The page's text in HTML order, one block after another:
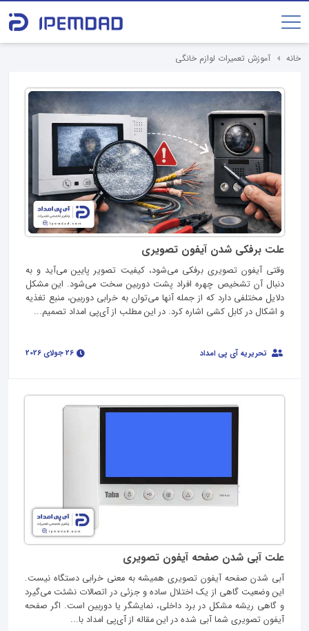
خانه آموزش تعمیرات لوازم خانگی
علت برفکی شدن آیفون تصویری
وقتی آیفون تصویری برفکی می‌شود، کیفیت تصویر پایین می‌آید و به
دنبال آن تشخیص چهره افراد پشت دوربین سخت می‌شود. این مشکل
دلایل مختلفی دارد که از جمله آنها می‌توان به خرابی دوربین، منبع تغذیه
و اشکال در کابل کشی اشاره کرد. در این مطلب از آی‌پی امداد تصمیم...
تحریریه آی پی امداد
علت آبی شدن صفحه آیفون تصویری
آبی شدن صفحه آیفون تصویری همیشه به معنی خرابی دستگاه نیست.
این وضعیت گاهی از یک اختلال ساده و جزئی در اتصالات نشئت می‌گیرد
و گاهی ریشه مشکل در برد داخلی، نمایشگر یا دوربین است. اگر صفحه
آیفون تصویری شما آبی شده در این مقاله از آی‌پی امداد با...